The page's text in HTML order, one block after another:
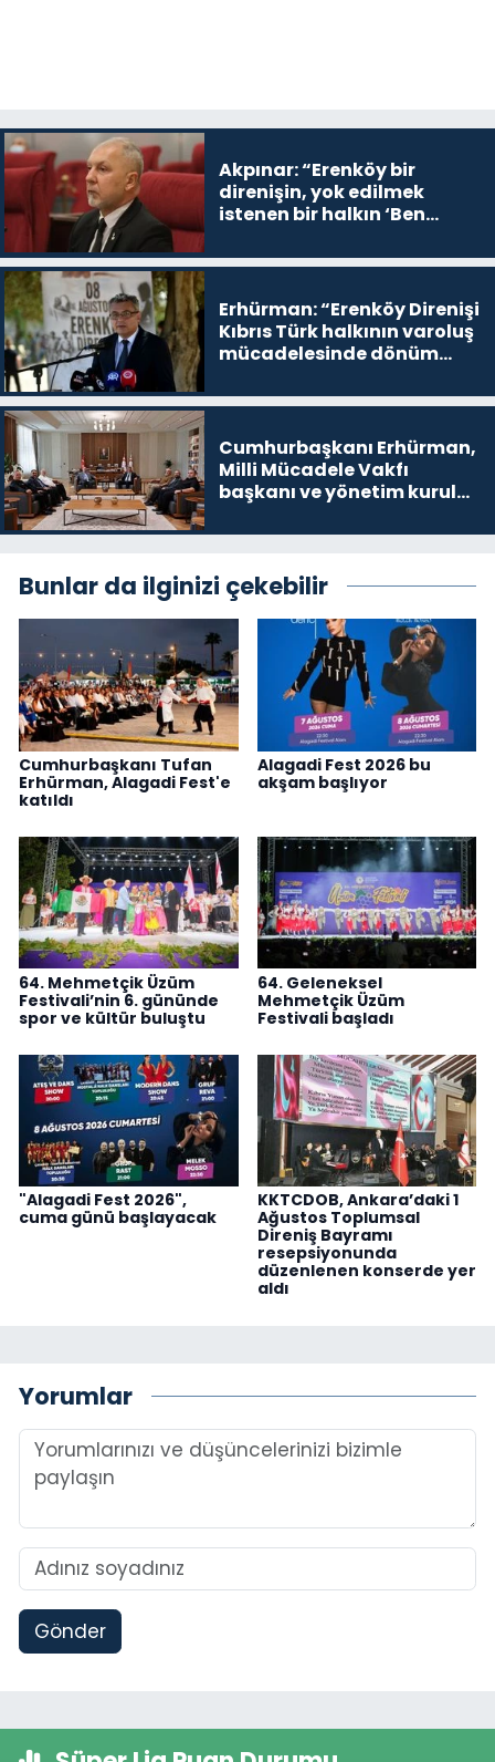
Akpınar: “Erenköy bir
direnişin, yok edilmek
istenen bir halkın ‘Ben
devam edeceğim’ dediği
Erhürman: “Erenköy Direnişi
Kıbrıs Türk halkının varoluş
mücadelesinde dönüm
Cumhurbaşkanı Erhürman,
Milli Mücadele Vakfı
başkanı ve yönetim kurulu
Bunlar da ilginizi çekebilir
Cumhurbaşkanı Tufan
Erhürman, Alagadi Fest'e
katıldı
Alagadi Fest 2026 bu
akşam başlıyor
64. Mehmetçik Üzüm
Festivali’nin 6. gününde
spor ve kültür buluştu
64. Geleneksel
Mehmetçik Üzüm
Festivali başladı
"Alagadi Fest 2026",
cuma günü başlayacak
KKTCDOB, Ankara’daki 1
Ağustos Toplumsal
Direniş Bayramı
resepsiyonunda
düzenlenen konserde yer
aldı
Yorumlar
Gönder